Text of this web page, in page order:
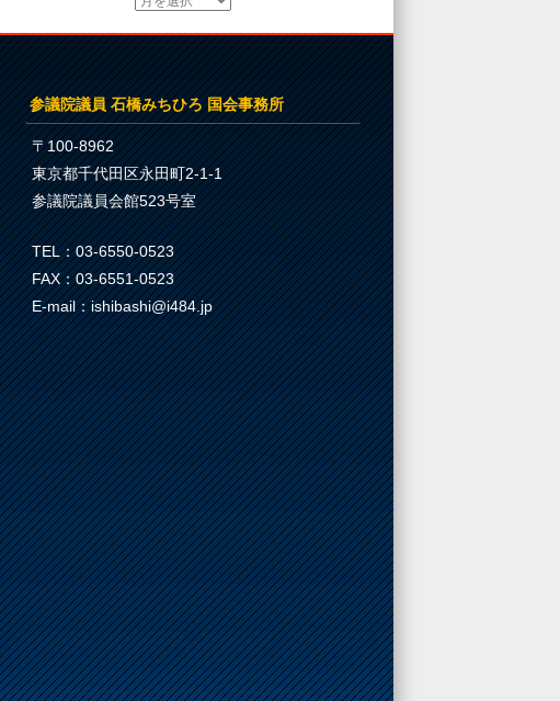
参議院議員 石橋みちひろ 国会事務所
〒100-8962
東京都千代田区永田町2-1-1
参議院議員会館523号室
TEL：03-6550-0523
FAX：03-6551-0523
E-mail：ishibashi@i484.jp